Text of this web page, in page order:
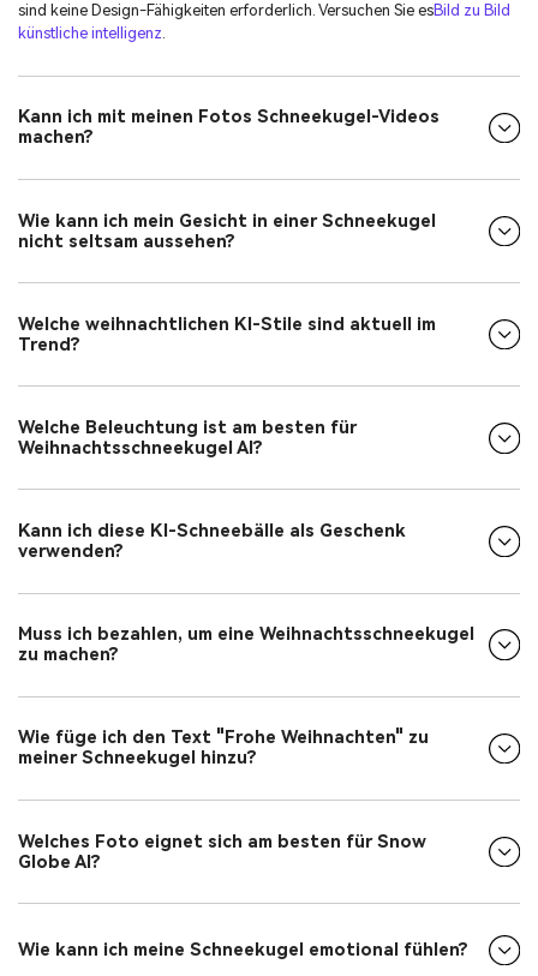
sind keine Design-Fähigkeiten erforderlich. Versuchen Sie esBild zu Bild
künstliche intelligenz.
Kann ich mit meinen Fotos Schneekugel-Videos
machen?
Wie kann ich mein Gesicht in einer Schneekugel
nicht seltsam aussehen?
Welche weihnachtlichen KI-Stile sind aktuell im
Trend?
Welche Beleuchtung ist am besten für
Weihnachtsschneekugel AI?
Kann ich diese KI-Schneebälle als Geschenk
verwenden?
Muss ich bezahlen, um eine Weihnachtsschneekugel
zu machen?
Wie füge ich den Text "Frohe Weihnachten" zu
meiner Schneekugel hinzu?
Welches Foto eignet sich am besten für Snow
Globe AI?
Wie kann ich meine Schneekugel emotional fühlen?